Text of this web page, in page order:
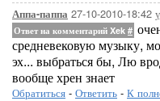
Аппа-паппа 27-10-2010-18:42
Ответ на комментарий Xek #
средневековую музыку,
эх... выбраться бы, Лю
вообще хрен знает
Обратиться - Ответить - К